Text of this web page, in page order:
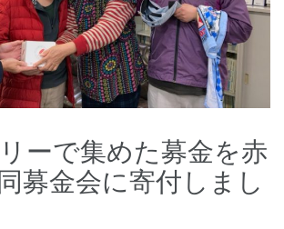
ーで集めた募金を赤
募金会に寄付しまし